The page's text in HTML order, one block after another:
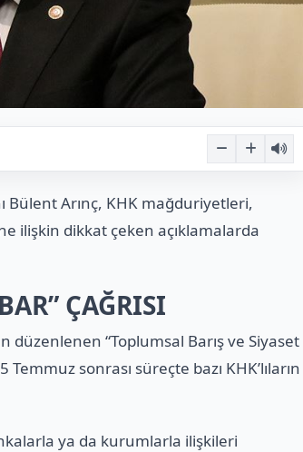
Bülent Arınç, KHK mağduriyetleri,
ilişkin dikkat çeken açıklamalarda
ÇAĞRISI
düzenlenen “Toplumsal Barış ve Siyaset
sonrası süreçte bazı KHK’lıların
ya da kurumlarla ilişkileri